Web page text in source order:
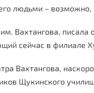
людьми – возможно,
Вахтангова, писала
сейчас в филиале
Вахтангова,
Щукинского